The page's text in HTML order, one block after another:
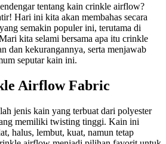
tentang kain crinkle airflow?
Hari ini kita akan membahas secara
semakin populer ini, terutama di
kita selami bersama apa itu crinkle
dan kekurangannya, serta menjawab
seputar kain ini.
Airflow Fabric
jenis kain yang terbuat dari polyester
memiliki twisting tinggi. Kain ini
halus, lembut, kuat, namun tetap